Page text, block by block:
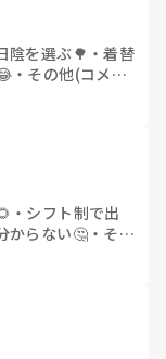
陰を選ぶ🌳 ・着替
・ その他(コメン
・ シフト制で出
からない🤔・ その